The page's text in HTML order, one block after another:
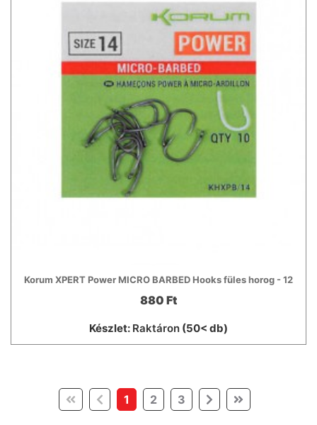
Korum XPERT Power MICRO BARBED Hooks füles horog - 12
880 Ft
Készlet: Raktáron (50< db)
1 (current)
2 3